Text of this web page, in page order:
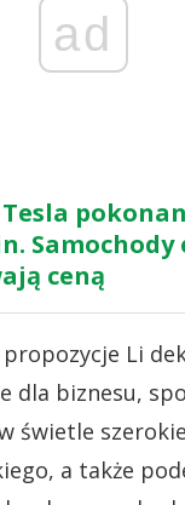
ad
Tesla
ceną
Li
dla biznesu,
świetle
a także